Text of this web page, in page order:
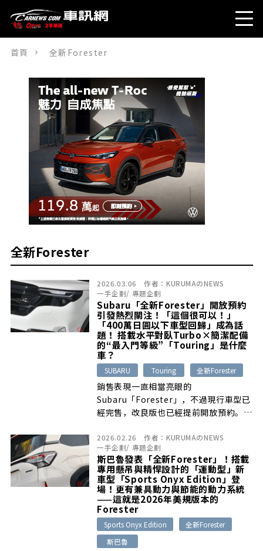
首頁 全新Forester
全新Forester
2026.03.06 作者： KURUMAのNEWS
一手企劃/ 專題企劃
Subaru「全新Forester」開放預約
引發熱烈關注！「這個很可以！」
「400萬日圓以下車型回歸」成為話
題！ 搭載水平對臥Turbo×簡潔配備
的“最入門等級”「Touring」是什麼
車？
SUBARU Touring 全新Forester
銷售表現一直相當亮眼的
Subaru「Forester」，不過現行車型已
經完售，改良版也已經提前開放預約。那
2026.02.26 作者： KURUMAのNEWS
一手企劃/ 專題企劃
斯巴魯發表「全新Forester」！搭載
專用懸吊與精悍設計的「運動型」新
車型「Sports Onyx Edition」登
場！更有兼具動力與節能的動力系統
——這就是2026年美規版本的
Forester
Sports Onyx Edition
全新Forester
斯巴魯